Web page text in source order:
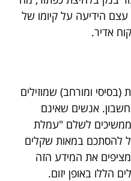
הידיעה על קיומו של
אדיר.
ומורחב) שמוזילים
אנשים שאינם
ממשיכים לשלם "עמלת
להסתכם במאות שקלים
מציפים את המידע הזה
הללו באופן יזום.